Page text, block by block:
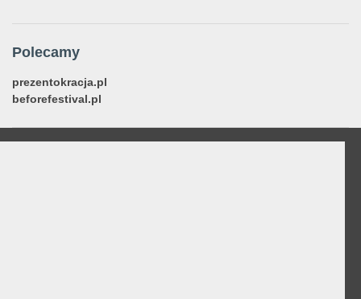
Polecamy
prezentokracja.pl
beforefestival.pl